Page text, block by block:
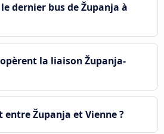
dernier bus de Županja à
la liaison Županja-
entre Županja et Vienne ?